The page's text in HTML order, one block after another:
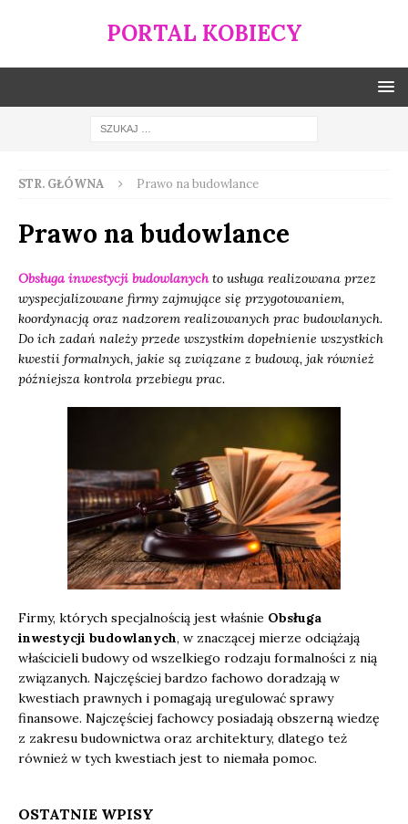
PORTAL KOBIECY
STR. GŁÓWNA Prawo na budowlance
Prawo na budowlance
Obsługa inwestycji budowlanychto usługa realizowana przez
wyspecjalizowane firmy zajmujące się przygotowaniem,
koordynacją oraz nadzorem realizowanych prac budowlanych.
Do ich zadań należy przede wszystkim dopełnienie wszystkich
kwestii formalnych, jakie są związane z budową, jak również
późniejsza kontrola przebiegu prac.
Firmy, których specjalnością jest właśnie Obsługa
inwestycji budowlanych, w znaczącej mierze odciążają
właścicieli budowy od wszelkiego rodzaju formalności z nią
związanych. Najczęściej bardzo fachowo doradzają w
kwestiach prawnych i pomagają uregulować sprawy
finansowe. Najczęściej fachowcy posiadają obszerną wiedzę
z zakresu budownictwa oraz architektury, dlatego też
również w tych kwestiach jest to niemała pomoc.
OSTATNIE WPISY